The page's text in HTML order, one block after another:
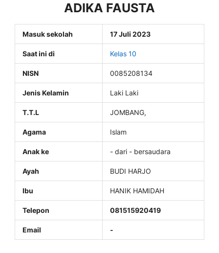
ADIKA FAUSTA
Masuk sekolah 17 Juli 2023
Saat ini di Kelas 10
NISN 0085208134
Jenis Kelamin Laki Laki
T.T.L JOMBANG,
Agama Islam
Anak ke - dari - bersaudara
Ayah BUDI HARJO
Ibu HANIK HAMIDAH
Telepon 081515920419
Email -